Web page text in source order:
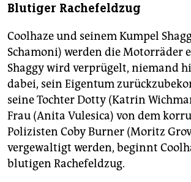
Blutiger Rachefeldzug
Coolhaze und seinem Kumpel
Schamoni) werden die Motorräder
Shaggy wird verprügelt, niemand
dabei, sein Eigentum
seine Tochter Dotty (Katrin
Frau (Anita Vulesica) von dem
Polizisten Coby Burner (Moritz
vergewaltigt werden, beginnt
blutigen Rachefeldzug.